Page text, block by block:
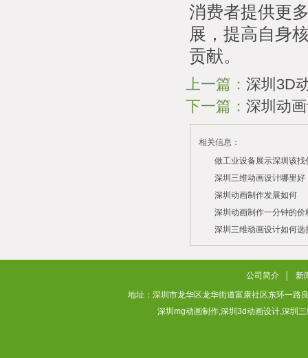
消费者提供更
展，提高自身
贡献。
上一篇： 深圳3D
下一篇： 深圳动
相关信息：
做工业设备展示深圳该
司？
2026/07/21
深圳三维动画设计哪里好
2026/03/10
深圳动画制作发展如何
2026/03/03
深圳动画制作一分钟的价
2026/02/28
深圳三维动画设计如何选
2026/02/02
公司简介
新
地址：深圳市龙华区龙华街道富康社区东环一
深圳mg动画制作,深圳3d动画设计,深圳